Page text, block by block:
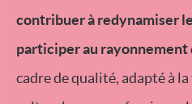
contribuer à redynamiser
participer au rayonnement
cadre de qualité, adapté à